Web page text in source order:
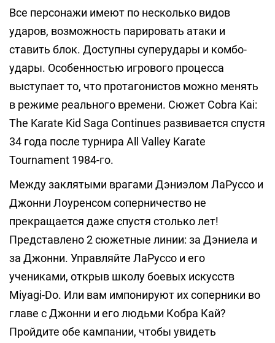
Все персонажи имеют по несколько видов
ударов, возможность парировать атаки и
ставить блок. Доступны суперудары и комбо-
удары. Особенностью игрового процесса
выступает то, что протагонистов можно менять
в режиме реального времени. Сюжет Cobra Kai:
The Karate Kid Saga Continues развивается спустя
34 года после турнира All Valley Karate
Tournament 1984-го.
Между заклятыми врагами Дэниэлом ЛаРуссо и
Джонни Лоуренсом соперничество не
прекращается даже спустя столько лет!
Представлено 2 сюжетные линии: за Дэниела и
за Джонни. Управляйте ЛаРуссо и его
учениками, открыв школу боевых искусств
Miyagi-Do. Или вам импонируют их соперники во
главе с Джонни и его людьми Кобра Кай?
Пройдите обе кампании, чтобы увидеть